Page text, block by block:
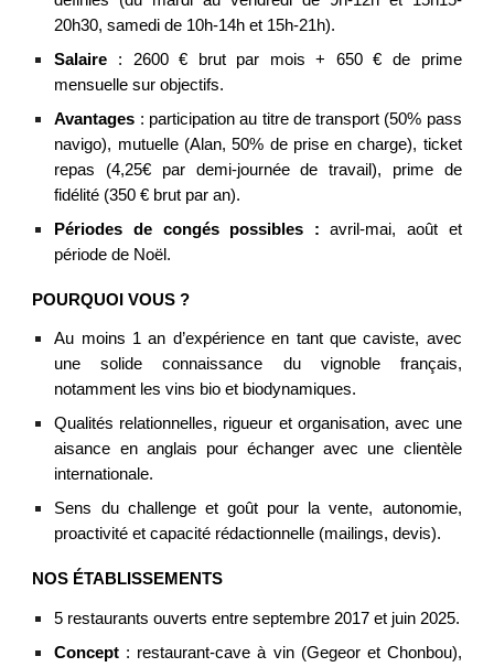
20h30, samedi de 10h-14h et 15h-21h).
Salaire : 2600 € brut par mois + 650 € de prime
mensuelle sur objectifs.
Avantages : participation au titre de transport (50% pass
navigo), mutuelle (Alan, 50% de prise en charge), ticket
repas (4,25€ par demi-journée de travail), prime de
fidélité (350 € brut par an).
Périodes de congés possibles :avril-mai, août et
période de Noël.
POURQUOI VOUS ?
Au moins 1 an d’expérience en tant que caviste, avec
une solide connaissance du vignoble français,
notamment les vins bio et biodynamiques.
Qualités relationnelles, rigueur et organisation, avec une
aisance en anglais pour échanger avec une clientèle
internationale.
Sens du challenge et goût pour la vente, autonomie,
proactivité et capacité rédactionnelle (mailings, devis).
NOS ÉTABLISSEMENTS
5 restaurants ouverts entre septembre 2017 et juin 2025.
Concept : restaurant-cave à vin (Gegeor et Chonbou),